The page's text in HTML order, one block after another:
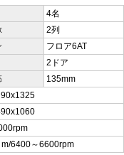
4名
2列
フロア6AT
2ドア
135mm
6400～6600rpm